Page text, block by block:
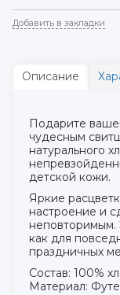
Добавить в закладки
Описание
Подарите
чудесным
натурального
детской кожи.
Яркие
настроение и
неповторимым.
как для
праздничных
Состав: 100%
Материал: